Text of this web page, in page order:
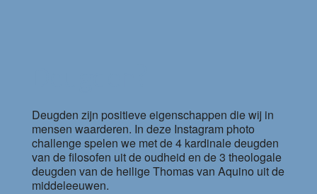
Deugden zijn positieve eigenschappen die wij in
mensen waarderen. In deze Instagram photo
challenge spelen we met de 4 kardinale deugden
van de filosofen uit de oudheid en de 3 theologale
deugden van de heilige Thomas van Aquino uit de
middeleeuwen.